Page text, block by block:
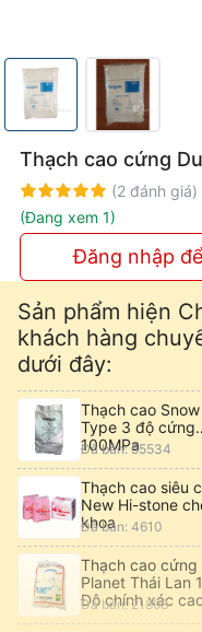
Thạch cao cứng
Rating: 100%
(2 đánh giá)
(Đang xem 1)
Đăng nhập
Sản phẩm hiện
khách hàng
dưới đây:
Thạch cao
Type 3 độ cứng
100MPa
Đã bán: 55534
Thạch cao siêu
New Hi-stone
khoa
Đã bán: 4610
Thạch cao cứng
Planet Thái Lan
Độ chính xác
Đã bán: 21898